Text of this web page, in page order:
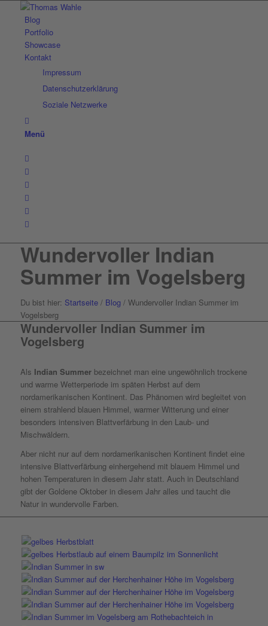
Blog
Portfolio
Showcase
Kontakt
Impressum
Datenschutzerklärung
Soziale Netzwerke
Menü
Wundervoller Indian
Summer im Vogelsberg
Du bist hier: Startseite / Blog / Wundervoller Indian Summer im
Vogelsberg
Wundervoller Indian Summer im
Vogelsberg
Als Indian Summerbezeichnet man eine ungewöhnlich trockene
und warme Wetterperiode im späten Herbst auf dem
nordamerikanischen Kontinent. Das Phänomen wird begleitet von
einem strahlend blauen Himmel, warmer Witterung und einer
besonders intensiven Blattverfärbung in den Laub- und
Mischwäldern.
Aber nicht nur auf dem nordamerikanischen Kontinent findet eine
intensive Blattverfärbung einhergehend mit blauem Himmel und
hohen Temperaturen in diesem Jahr statt. Auch in Deutschland
gibt der Goldene Oktober in diesem Jahr alles und taucht die
Natur in wundervolle Farben.